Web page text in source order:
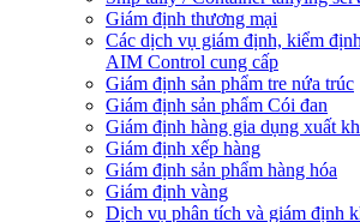
Giám định thương mại
Các dịch vụ giám định, kiểm
AIM Control cung cấp
Giám định sản phẩm tre nứa trúc
Giám định sản phẩm Cói đan
Giám định hàng gia dụng xuất
Giám định xếp hàng
Giám định sản phẩm hàng hóa
Giám định vàng
Dịch vụ phân tích và giám định